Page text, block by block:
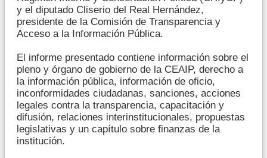
y el diputado Cliserio del Real Hernández,
presidente de la Comisión de Transparencia y
Acceso a la Información Pública.
El informe presentado contiene información sobre el
pleno y órgano de gobierno de la CEAIP, derecho a
la información pública, información de oficio,
inconformidades ciudadanas, sanciones, acciones
legales contra la transparencia, capacitación y
difusión, relaciones interinstitucionales, propuestas
legislativas y un capítulo sobre finanzas de la
institución.